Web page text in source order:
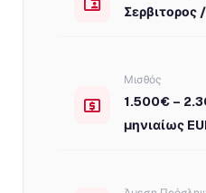
Σερβιτορος
Μισθός
1.500€ –
μηνιαίως